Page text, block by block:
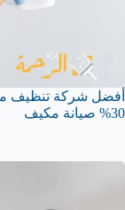
30% صيانة مكيف